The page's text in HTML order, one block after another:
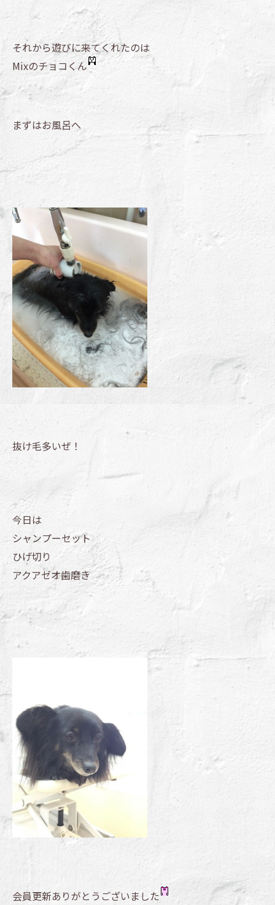
それから遊びに来てくれたのは
Mixのチョコくん
まずはお風呂へ
抜け毛多いぜ！
今日は
シャンプーセット
ひげ切り
アクアゼオ歯磨き
会員更新ありがとうございました